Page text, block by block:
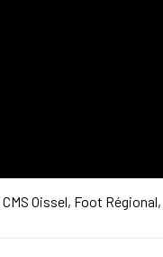
CMS Oissel, Foot Régional,